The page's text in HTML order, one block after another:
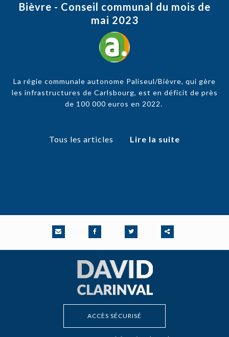
Bièvre - Conseil communal du mois de
mai 2023
La régie communale autonome Paliseul/Bièvre, qui gère
les infrastructures de Carlsbourg, est en déficit de près
de 100 000 euros en 2022.
Tous les articles Lire la suite
ACCÈS SÉCURISÉ